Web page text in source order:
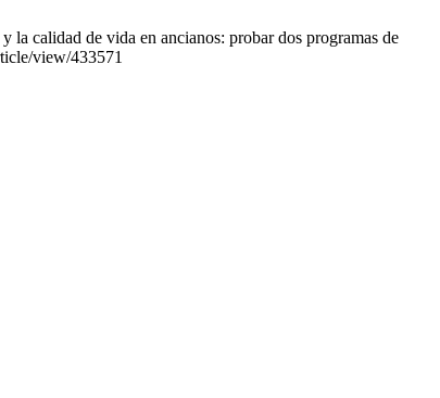
calidad de vida en ancianos: probar dos programas de
view/433571